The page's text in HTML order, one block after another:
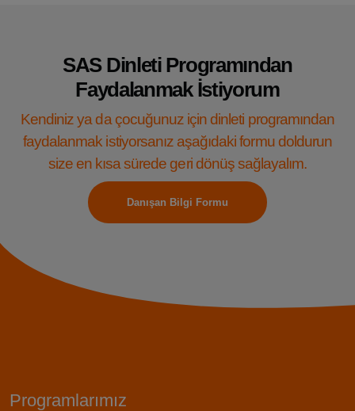
SAS Dinleti Programından
Faydalanmak İstiyorum
Kendiniz ya da çocuğunuz için dinleti programından
faydalanmak istiyorsanız aşağıdaki formu doldurun
size en kısa sürede geri dönüş sağlayalım.
Danışan Bilgi Formu
Programlarımız